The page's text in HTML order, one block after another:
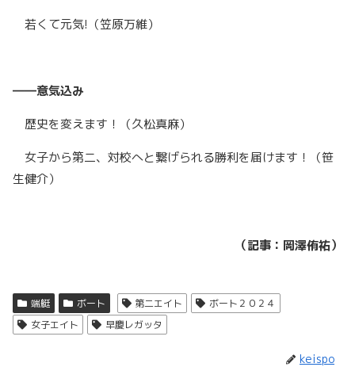
若くて元気!（笠原万維）
――意気込み
歴史を変えます！（久松真麻）
女子から第二、対校へと繋げられる勝利を届けます！（笹
生健介）
（記事：岡澤侑祐）
端艇 ボート 第二エイト
ボート２０２４
女子エイト
早慶レガッタ
keispo